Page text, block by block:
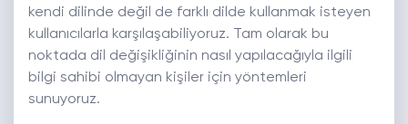
kendi dilinde değil de farklı dilde kullanmak isteyen
kullanıcılarla karşılaşabiliyoruz. Tam olarak bu
noktada dil değişikliğinin nasıl yapılacağıyla ilgili
bilgi sahibi olmayan kişiler için yöntemleri
sunuyoruz.